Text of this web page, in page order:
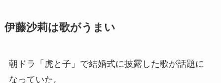
伊藤沙莉は歌がうまい
朝ドラ「虎と子」で結婚式に披露した歌が話題に
なっていた。